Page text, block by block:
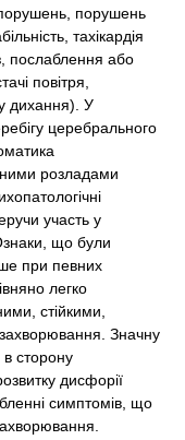
порушень
тахікардія
послаблення або
повітря,
дихання). У
церебрального
розладами
участь у
що були
при певних
легко
стійкими,
захворювання. Значну
сторону
дисфорії
симптомів, що